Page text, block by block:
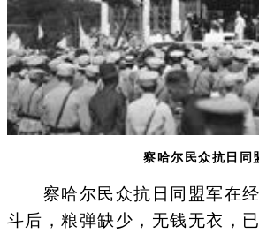
察哈尔民众抗日同
察哈尔民众抗日同盟军在经
斗后，粮弹缺少，无钱无衣，